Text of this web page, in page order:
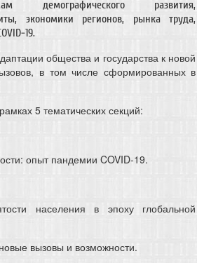
демографического развития,
экономики регионов, рынка труда,
19.
общества и государства к новой
в том числе сформированных в
5 тематических секций:
опыт пандемии COVID-19.
населения в эпоху глобальной
вызовы и возможности.